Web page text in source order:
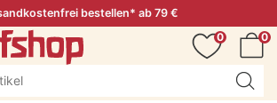
bestellen* ab 79 €
0
0